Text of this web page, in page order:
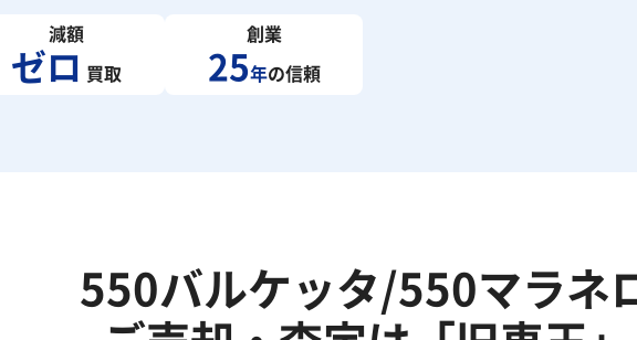
減額
ゼロ 買取
創業
25年の信頼
550バルケッタ/550マラネ